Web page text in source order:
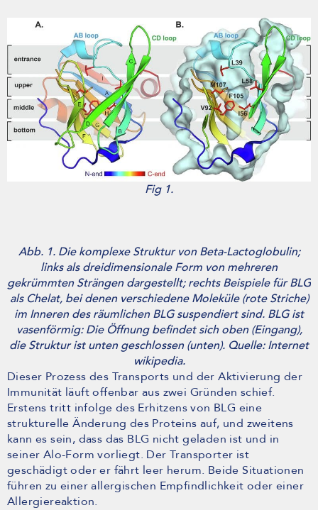
Fig 1.
Abb. 1. Die komplexe Struktur von Beta-Lactoglobulin;
links als dreidimensionale Form von mehreren
gekrümmten Strängen dargestellt; rechts Beispiele für BLG
als Chelat, bei denen verschiedene Moleküle (rote Striche)
im Inneren des räumlichen BLG suspendiert sind. BLG ist
vasenförmig: Die Öffnung befindet sich oben (Eingang),
die Struktur ist unten geschlossen (unten). Quelle: Internet
wikipedia.
Dieser Prozess des Transports und der Aktivierung der
Immunität läuft offenbar aus zwei Gründen schief.
Erstens tritt infolge des Erhitzens von BLG eine
strukturelle Änderung des Proteins auf, und zweitens
kann es sein, dass das BLG nicht geladen ist und in
seiner Alo-Form vorliegt. Der Transporter ist
geschädigt oder er fährt leer herum. Beide Situationen
führen zu einer allergischen Empfindlichkeit oder einer
Allergiereaktion.